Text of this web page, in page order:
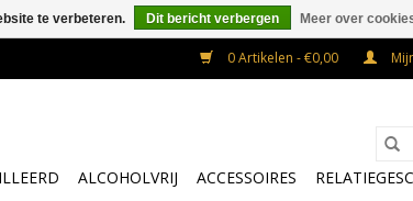
0 Artikelen - €0,00
ALCOHOLVRIJ ACCESSOIRES
te verbeteren. Dit bericht verbergen Meer over